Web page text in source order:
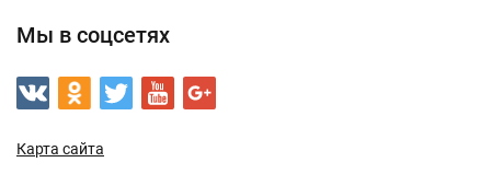
Мы в соцсетях
Карта сайта